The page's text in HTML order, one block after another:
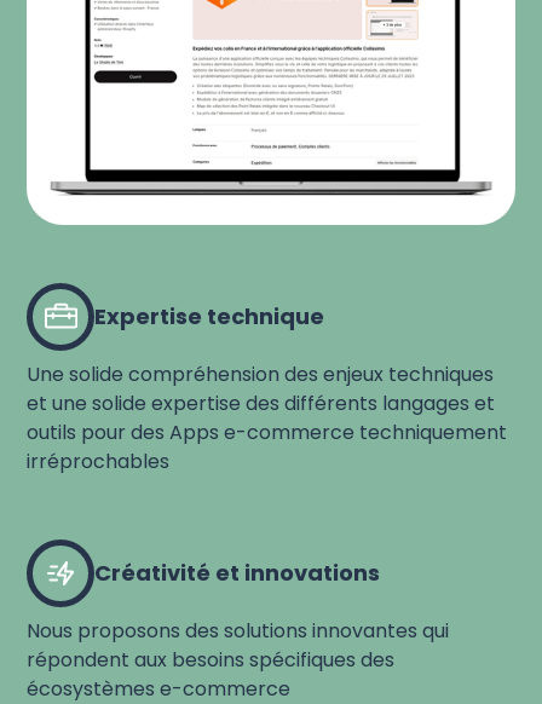
Expertise technique
Une solide compréhension des enjeux techniques
et une solide expertise des différents langages et
outils pour des Apps e-commerce techniquement
irréprochables
Créativité et innovations
Nous proposons des solutions innovantes qui
répondent aux besoins spécifiques des
écosystèmes e-commerce